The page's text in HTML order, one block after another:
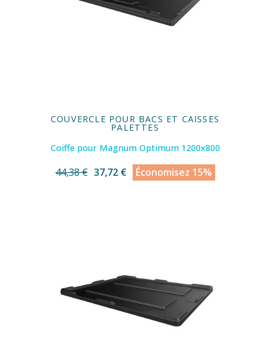
COUVERCLE POUR BACS ET CAISSES
PALETTES
Coiffe pour Magnum Optimum 1200x800
44,38 € 37,72 € Économisez 15%